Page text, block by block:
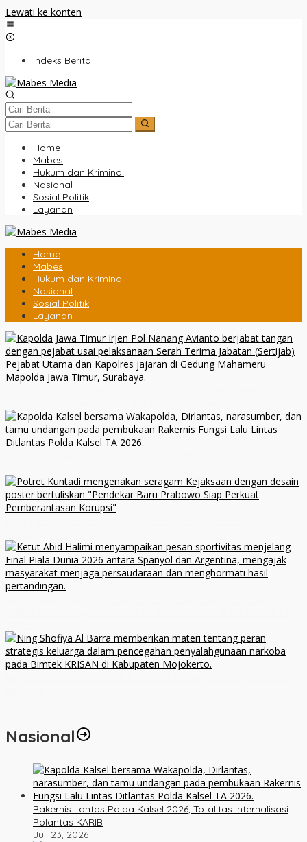
Lewati ke konten
Indeks Berita
Home
Mabes
Hukum dan Kriminal
Nasional
Sosial Politik
Layanan
Home
Mabes
Hukum dan Kriminal
Nasional
Sosial Politik
Layanan
Nasional
Rakernis Lantas Polda Kalsel 2026, Totalitas Internalisasi
Polantas KARIB
Juli 23, 2026